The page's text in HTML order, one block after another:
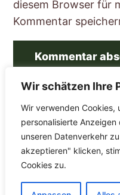
Wir schätzen Ihre
Wir verwenden Cookies,
personalisierte
unseren Datenverkehr
akzeptieren" klicken,
Cookies zu.
diesem Browser für
Kommentar
Maria Zeidler
Hag 21
04924 Bad-
Impressum